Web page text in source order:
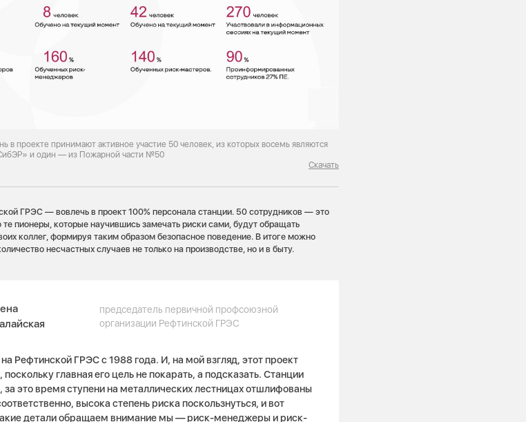
в проекте принимают активное участие 50 человек, из которых восемь являются
и один — из Пожарной части №50
Скачать
ГРЭС — вовлечь в проект 100% персонала станции. 50 сотрудников — это
те пионеры, которые научившись замечать риски сами, будут обращать
коллег, формируя таким образом безопасное поведение. В итоге можно
несчастных случаев не только на производстве, но и в быту.
председатель первичной профсоюзной
организации Рефтинской ГРЭС
Рефтинской ГРЭС с 1988 года. И, на мой взгляд, этот проект
главная его цель не покарать, а подсказать. Станции
за это время ступени на металлических лестницах отшлифованы
высока степень риска поскользнуться, и вот
детали обращаем внимание мы — риск-менеджеры и риск-